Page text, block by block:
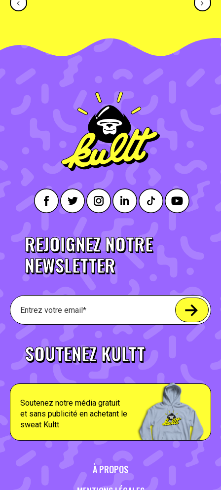
REJOIGNEZ NOTRE
NEWSLETTER
SOUTENEZ KULTT
Soutenez notre média gratuit
et sans publicité en achetant le
sweat Kultt
À PROPOS